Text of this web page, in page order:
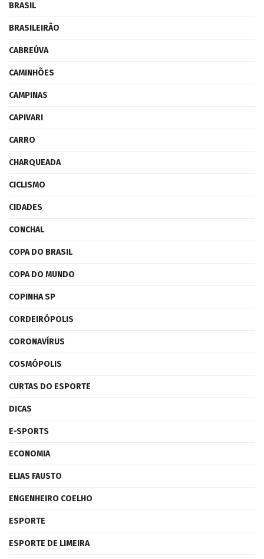
BRASIL
BRASILEIRÃO
CABREÚVA
CAMINHÕES
CAMPINAS
CAPIVARI
CARRO
CHARQUEADA
CICLISMO
CIDADES
CONCHAL
COPA DO BRASIL
COPA DO MUNDO
COPINHA SP
CORDEIRÓPOLIS
CORONAVÍRUS
COSMÓPOLIS
CURTAS DO ESPORTE
DICAS
E-SPORTS
ECONOMIA
ELIAS FAUSTO
ENGENHEIRO COELHO
ESPORTE
ESPORTE DE LIMEIRA